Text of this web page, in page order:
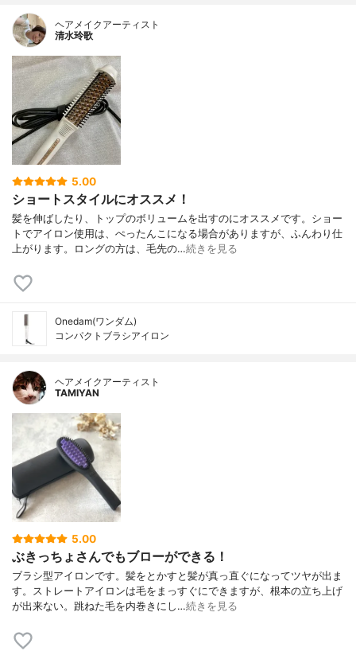
ヘアメイクアーティスト
清水玲歌
5.00
ショートスタイルにオススメ！
髪を伸ばしたり、トップのボリュームを出すのにオススメです。ショー
トでアイロン使用は、ぺったんこになる場合がありますが、ふんわり仕
上がります。ロングの方は、毛先の…続きを見る
Onedam(ワンダム)
コンパクトブラシアイロン
ヘアメイクアーティスト
TAMIYAN
5.00
ぶきっちょさんでもブローができる！
ブラシ型アイロンです。髪をとかすと髪が真っ直ぐになってツヤが出ま
す。ストレートアイロンは毛をまっすぐにできますが、根本の立ち上げ
が出来ない。跳ねた毛を内巻きにし…続きを見る